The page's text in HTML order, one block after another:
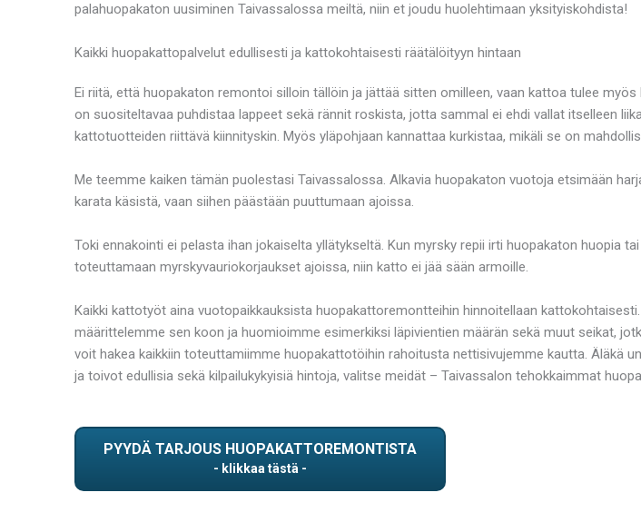
palahuopakaton uusiminen Taivassalossa meiltä, niin et joudu huolehtimaan yksityiskohdista!
Kaikki huopakattopalvelut edullisesti ja kattokohtaisesti räätälöityyn hintaan
Ei riitä, että huopakaton remontoi silloin tällöin ja jättää sitten omilleen, vaan kattoa tulee
on suositeltavaa puhdistaa lappeet sekä rännit roskista, jotta sammal ei ehdi vallat itselleen
kattotuotteiden riittävä kiinnityskin. Myös yläpohjaan kannattaa kurkistaa, mikäli se on
Me teemme kaiken tämän puolestasi Taivassalossa. Alkavia huopakaton vuotoja etsimään
karata käsistä, vaan siihen päästään puuttumaan ajoissa.
Toki ennakointi ei pelasta ihan jokaiselta yllätykseltä. Kun myrsky repii irti huopakaton huopia
toteuttamaan myrskyvauriokorjaukset ajoissa, niin katto ei jää sään armoille.
Kaikki kattotyöt aina vuotopaikkauksista huopakattoremontteihin hinnoitellaan
määrittelemme sen koon ja huomioimme esimerkiksi läpivientien määrän sekä muut seikat,
voit hakea kaikkiin toteuttamiimme huopakattotöihin rahoitusta nettisivujemme kautta. Äläkä
ja toivot edullisia sekä kilpailukykyisiä hintoja, valitse meidät – Taivassalon tehokkaimmat
PYYDÄ TARJOUS HUOPAKATTOREMONTISTA